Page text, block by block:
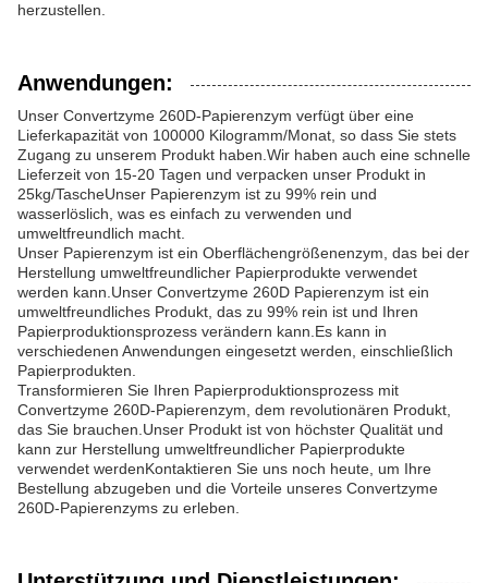
herzustellen.
Anwendungen:
Unser Convertzyme 260D-Papierenzym verfügt über eine
Lieferkapazität von 100000 Kilogramm/Monat, so dass Sie stets
Zugang zu unserem Produkt haben.Wir haben auch eine schnelle
Lieferzeit von 15-20 Tagen und verpacken unser Produkt in
25kg/TascheUnser Papierenzym ist zu 99% rein und
wasserlöslich, was es einfach zu verwenden und
umweltfreundlich macht.
Unser Papierenzym ist ein Oberflächengrößenenzym, das bei der
Herstellung umweltfreundlicher Papierprodukte verwendet
werden kann.Unser Convertzyme 260D Papierenzym ist ein
umweltfreundliches Produkt, das zu 99% rein ist und Ihren
Papierproduktionsprozess verändern kann.Es kann in
verschiedenen Anwendungen eingesetzt werden, einschließlich
Papierprodukten.
Transformieren Sie Ihren Papierproduktionsprozess mit
Convertzyme 260D-Papierenzym, dem revolutionären Produkt,
das Sie brauchen.Unser Produkt ist von höchster Qualität und
kann zur Herstellung umweltfreundlicher Papierprodukte
verwendet werdenKontaktieren Sie uns noch heute, um Ihre
Bestellung abzugeben und die Vorteile unseres Convertzyme
260D-Papierenzyms zu erleben.